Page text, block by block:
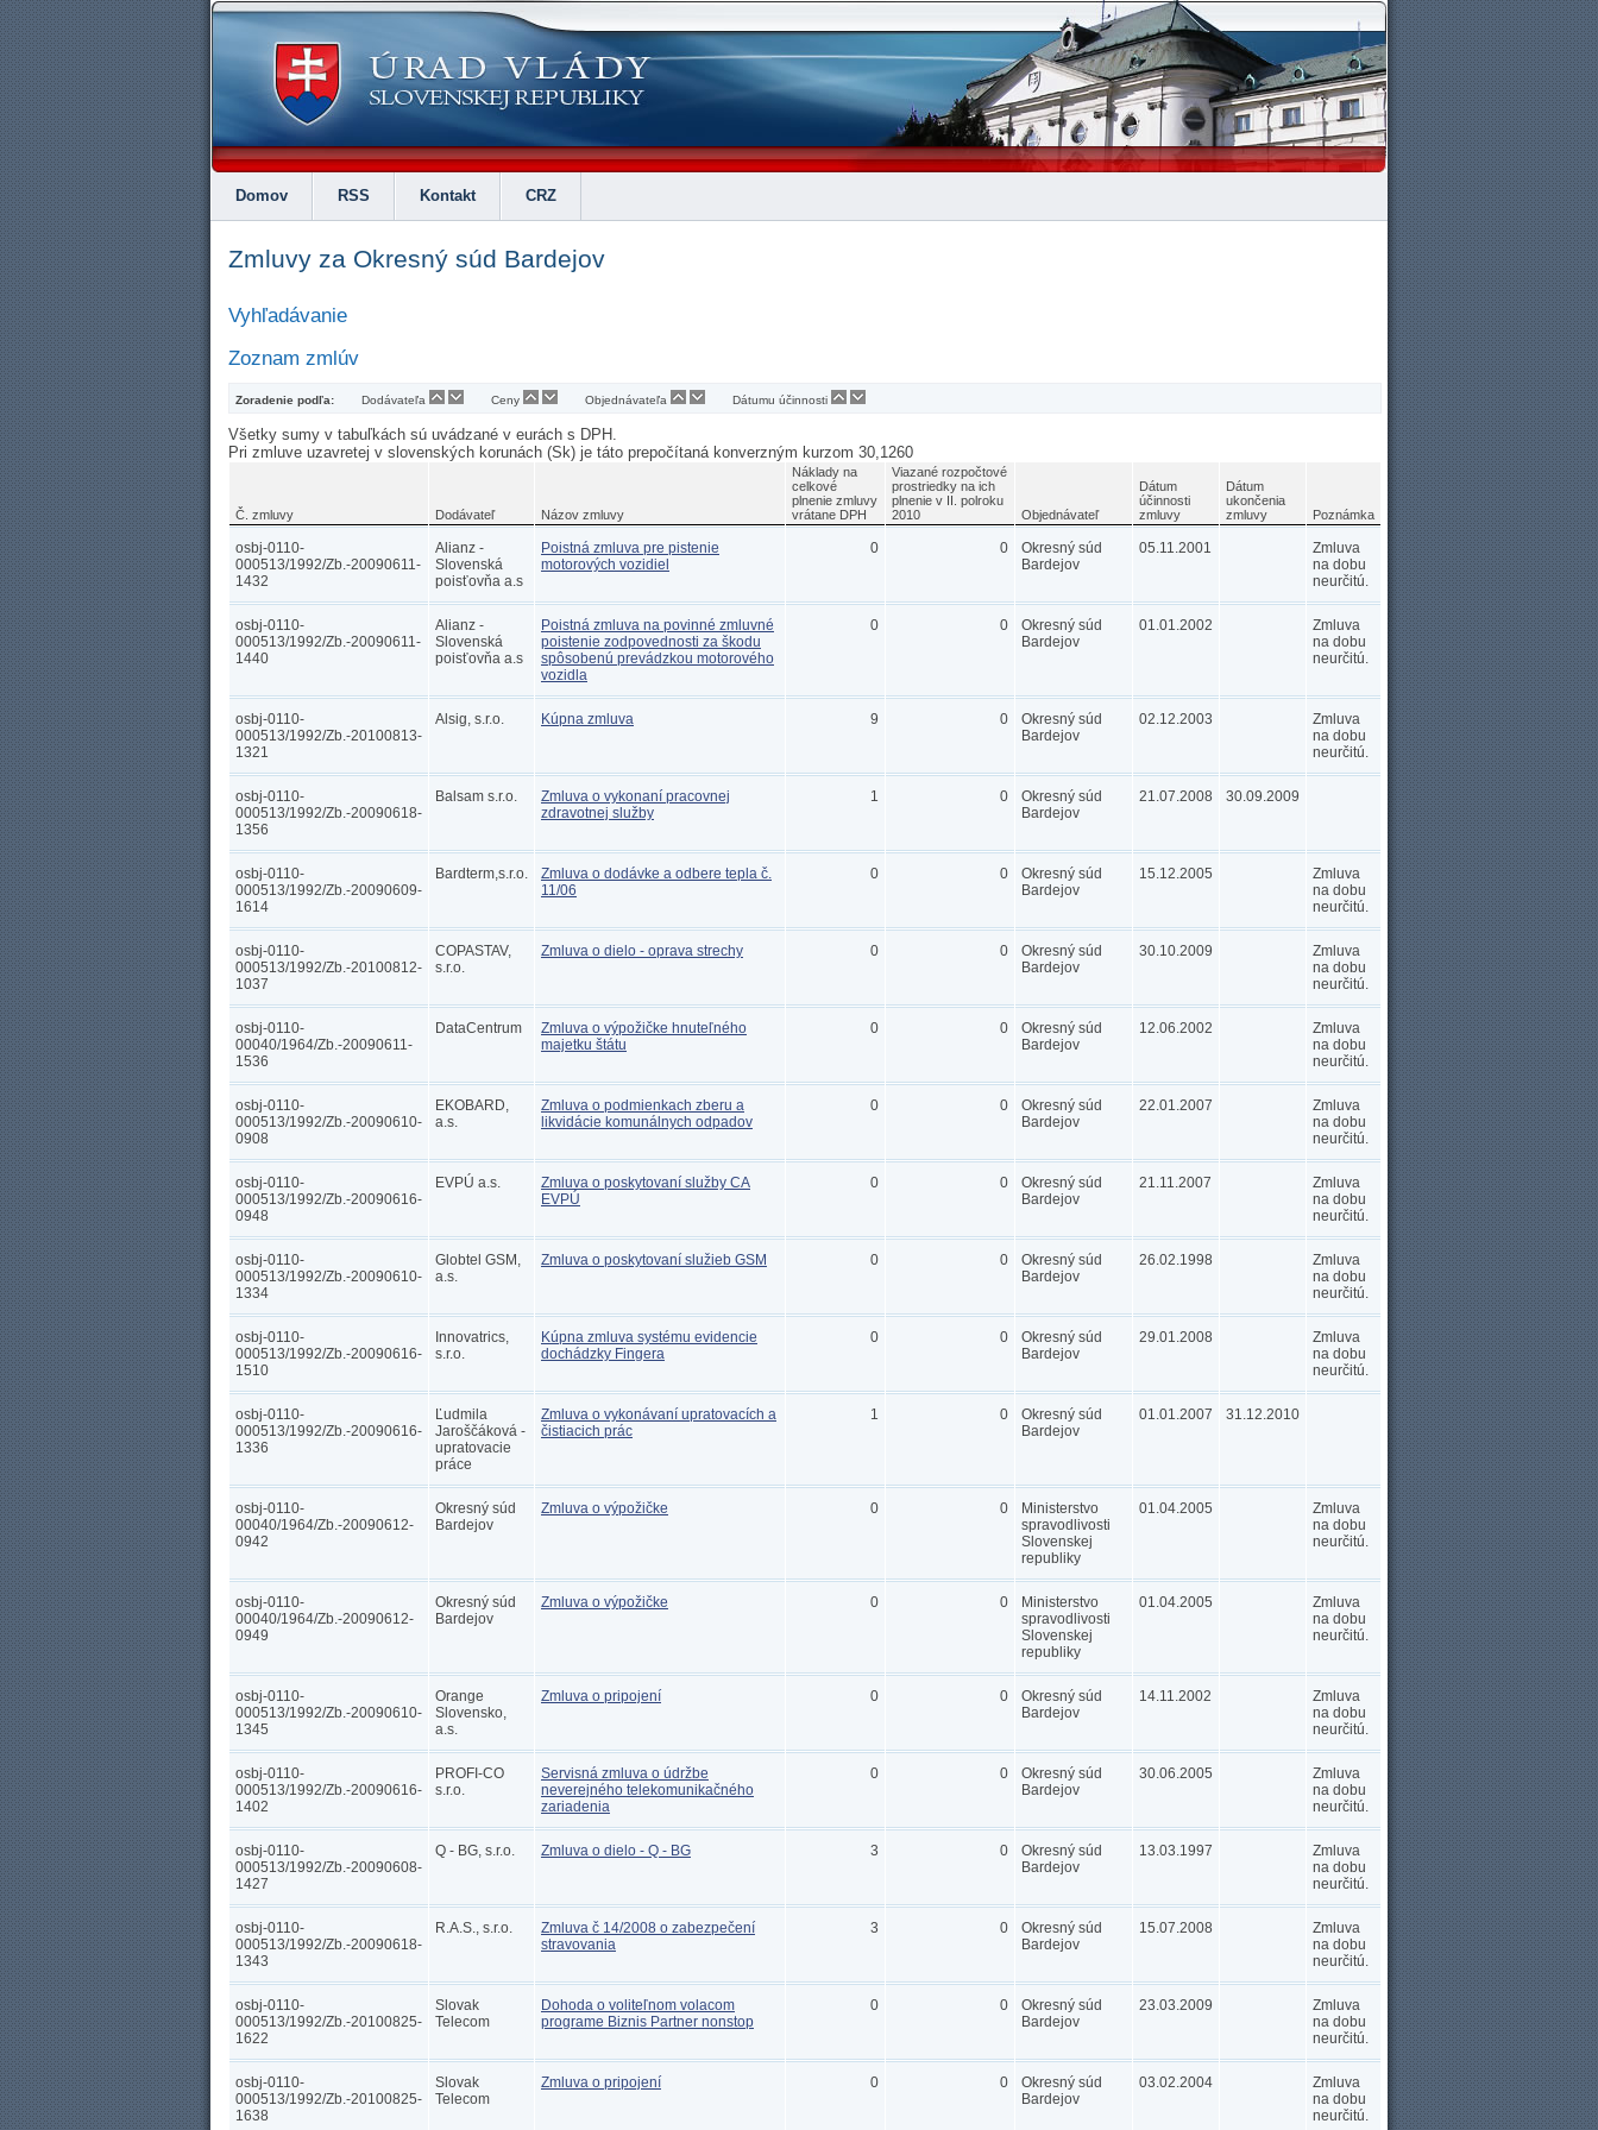
Domov RSS Kontakt CRZ
Zmluvy za Okresný súd Bardejov
Vyhľadávanie
Zoznam zmlúv
Zoradenie podľa: Dodávateľa Ceny Objednávateľa Dátumu účinnosti
Všetky sumy v tabuľkách sú uvádzané v eurách s DPH.
Pri zmluve uzavretej v slovenských korunách (Sk) je táto prepočítaná konverzným kurzom 30,1260
Č. zmluvy Dodávateľ Názov zmluvy
Náklady na
celkové
plnenie zmluvy
vrátane DPH
Viazané rozpočtové
prostriedky na ich
plnenie v II. polroku
2010
Objednávateľ
Dátum
účinnosti
zmluvy
Dátum
ukončenia
zmluvy
Poznámka
osbj-0110-
000513/1992/Zb.-20090611-
1432
Alianz -
Slovenská
poisťovňa a.s
Poistná zmluva pre pistenie
motorových vozidiel
0 0
Okresný súd
Bardejov
05.11.2001
Zmluva
na dobu
neurčitú.
osbj-0110-
000513/1992/Zb.-20090611-
1440
Alianz -
Slovenská
poisťovňa a.s
Poistná zmluva na povinné zmluvné
poistenie zodpovednosti za škodu
spôsobenú prevádzkou motorového
vozidla
0 0
Okresný súd
Bardejov
01.01.2002
Zmluva
na dobu
neurčitú.
osbj-0110-
000513/1992/Zb.-20100813-
1321
Alsig, s.r.o. Kúpna zmluva 9 0
Okresný súd
Bardejov
02.12.2003
Zmluva
na dobu
neurčitú.
osbj-0110-
000513/1992/Zb.-20090618-
1356
Balsam s.r.o.
Zmluva o vykonaní pracovnej
zdravotnej služby
1 0
Okresný súd
Bardejov
21.07.2008 30.09.2009
osbj-0110-
000513/1992/Zb.-20090609-
1614
Bardterm,s.r.o.
Zmluva o dodávke a odbere tepla č.
11/06
0 0
Okresný súd
Bardejov
15.12.2005
Zmluva
na dobu
neurčitú.
osbj-0110-
000513/1992/Zb.-20100812-
1037
COPASTAV,
s.r.o.
Zmluva o dielo - oprava strechy 0 0
Okresný súd
Bardejov
30.10.2009
Zmluva
na dobu
neurčitú.
osbj-0110-
00040/1964/Zb.-20090611-
1536
DataCentrum
Zmluva o výpožičke hnuteľného
majetku štátu
0 0
Okresný súd
Bardejov
12.06.2002
Zmluva
na dobu
neurčitú.
osbj-0110-
000513/1992/Zb.-20090610-
0908
EKOBARD,
a.s.
Zmluva o podmienkach zberu a
likvidácie komunálnych odpadov
0 0
Okresný súd
Bardejov
22.01.2007
Zmluva
na dobu
neurčitú.
osbj-0110-
000513/1992/Zb.-20090616-
0948
EVPÚ a.s.
Zmluva o poskytovaní služby CA
EVPÚ
0 0
Okresný súd
Bardejov
21.11.2007
Zmluva
na dobu
neurčitú.
osbj-0110-
000513/1992/Zb.-20090610-
1334
Globtel GSM,
a.s.
Zmluva o poskytovaní služieb GSM 0 0
Okresný súd
Bardejov
26.02.1998
Zmluva
na dobu
neurčitú.
osbj-0110-
000513/1992/Zb.-20090616-
1510
Innovatrics,
s.r.o.
Kúpna zmluva systému evidencie
dochádzky Fingera
0 0
Okresný súd
Bardejov
29.01.2008
Zmluva
na dobu
neurčitú.
osbj-0110-
000513/1992/Zb.-20090616-
1336
Ľudmila
Jaroščáková -
upratovacie
práce
Zmluva o vykonávaní upratovacích a
čistiacich prác
1 0
Okresný súd
Bardejov
01.01.2007 31.12.2010
osbj-0110-
00040/1964/Zb.-20090612-
0942
Okresný súd
Bardejov
Zmluva o výpožičke 0 0
Ministerstvo
spravodlivosti
Slovenskej
republiky
01.04.2005
Zmluva
na dobu
neurčitú.
osbj-0110-
00040/1964/Zb.-20090612-
0949
Okresný súd
Bardejov
Zmluva o výpožičke 0 0
Ministerstvo
spravodlivosti
Slovenskej
republiky
01.04.2005
Zmluva
na dobu
neurčitú.
osbj-0110-
000513/1992/Zb.-20090610-
1345
Orange
Slovensko,
a.s.
Zmluva o pripojení 0 0
Okresný súd
Bardejov
14.11.2002
Zmluva
na dobu
neurčitú.
osbj-0110-
000513/1992/Zb.-20090616-
1402
PROFI-CO
s.r.o.
Servisná zmluva o údržbe
neverejného telekomunikačného
zariadenia
0 0
Okresný súd
Bardejov
30.06.2005
Zmluva
na dobu
neurčitú.
osbj-0110-
000513/1992/Zb.-20090608-
1427
Q - BG, s.r.o. Zmluva o dielo - Q - BG 3 0
Okresný súd
Bardejov
13.03.1997
Zmluva
na dobu
neurčitú.
osbj-0110-
000513/1992/Zb.-20090618-
1343
R.A.S., s.r.o.
Zmluva č 14/2008 o zabezpečení
stravovania
3 0
Okresný súd
Bardejov
15.07.2008
Zmluva
na dobu
neurčitú.
osbj-0110-
000513/1992/Zb.-20100825-
1622
Slovak
Telecom
Dohoda o voliteľnom volacom
programe Biznis Partner nonstop
0 0
Okresný súd
Bardejov
23.03.2009
Zmluva
na dobu
neurčitú.
osbj-0110-
000513/1992/Zb.-20100825-
1638
Slovak
Telecom
Zmluva o pripojení 0 0
Okresný súd
Bardejov
03.02.2004
Zmluva
na dobu
neurčitú.